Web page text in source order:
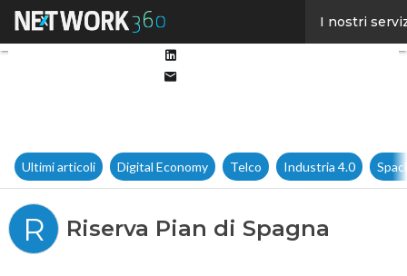
I nostri
Ultimi articoli Digital Economy Telco Industria 4.0
R Riserva Pian di Spagna